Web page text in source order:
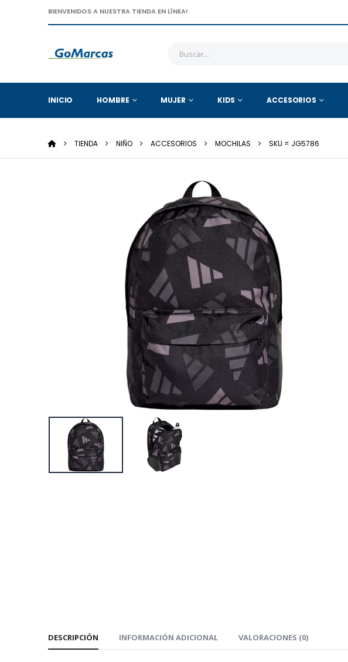
BIENVENIDOS A NUESTRA TIENDA EN LÍNEA!
INICIO HOMBRE MUJER KIDS ACCESORIOS
TIENDA NIÑO ACCESORIOS MOCHILAS SKU = JG5786
DESCRIPCIÓN INFORMACIÓN ADICIONAL VALORACIONES (0)